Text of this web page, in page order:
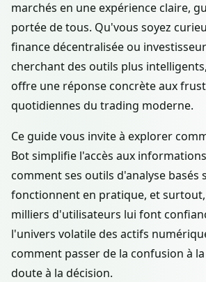
marchés en une expérience claire,
portée de tous. Qu'vous soyez
finance décentralisée ou
cherchant des outils plus
offre une réponse concrète aux
quotidiennes du trading moderne.
Ce guide vous invite à explorer
Bot simplifie l'accès aux
comment ses outils d'analyse basés
fonctionnent en pratique, et
milliers d'utilisateurs lui font
l'univers volatile des actifs
comment passer de la confusion à
doute à la décision.